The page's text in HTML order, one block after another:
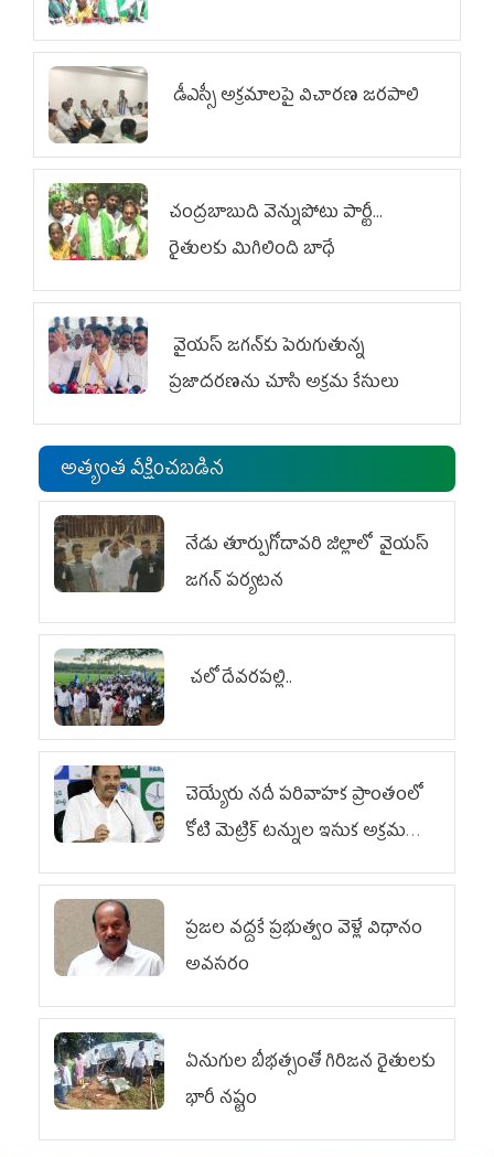
డీఎస్సీ అక్రమాలపై విచారణ జరపాలి
చంద్రబాబుది వెన్నుపోటు పార్టీ...
రైతులకు మిగిలింది బాధే
వైయ‌స్ జగన్‌కు పెరుగుతున్న
ప్రజాదరణను చూసి అక్రమ కేసులు
అత్యంత వీక్షించబడిన
నేడు తూర్పుగోదావరి జిల్లాలో వైయస్‌
జగన్‌ పర్యటన
చలో దేవరపల్లి..
చెయ్యేరు నదీ పరివాహక ప్రాంతంలో
కోటి మెట్రిక్ టన్నుల ఇసుక అక్రమ
రవాణా
ప్రజల వద్దకే ప్రభుత్వం వెళ్లే విధానం
అవసరం
ఏనుగుల బీభత్సంతో గిరిజన రైతులకు
భారీ నష్టం